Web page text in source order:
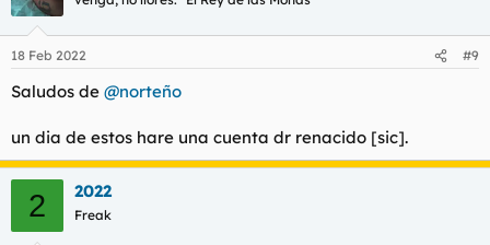
i
e
:
18 Feb 2022 #9
Saludos de @norteño
un dia de estos hare una cuenta dr renacido [sic].
2 2022
Freak